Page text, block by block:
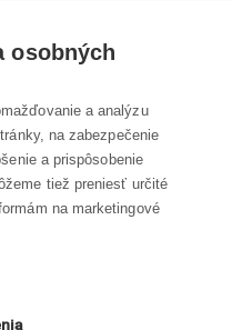
osobných
a analýzu
na zabezpečenie
a prispôsobenie
tiež preniesť určité
na marketingové